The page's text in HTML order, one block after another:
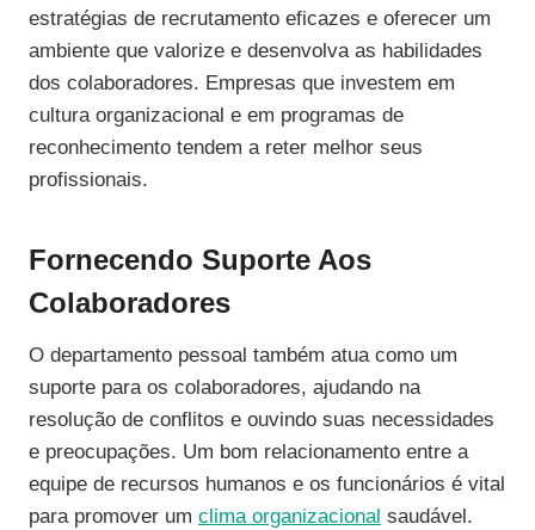
estratégias de recrutamento eficazes e oferecer um
ambiente que valorize e desenvolva as habilidades
dos colaboradores. Empresas que investem em
cultura organizacional e em programas de
reconhecimento tendem a reter melhor seus
profissionais.
Fornecendo Suporte Aos
Colaboradores
O departamento pessoal também atua como um
suporte para os colaboradores, ajudando na
resolução de conflitos e ouvindo suas necessidades
e preocupações. Um bom relacionamento entre a
equipe de recursos humanos e os funcionários é vital
para promover um clima organizacional saudável.